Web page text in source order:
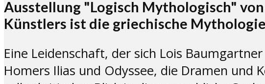
Ausstellung "Logisch Mythologisch"
Künstlers ist die griechische
Eine Leidenschaft, der sich Lois
Homers Ilias und Odyssee, die Dramen und